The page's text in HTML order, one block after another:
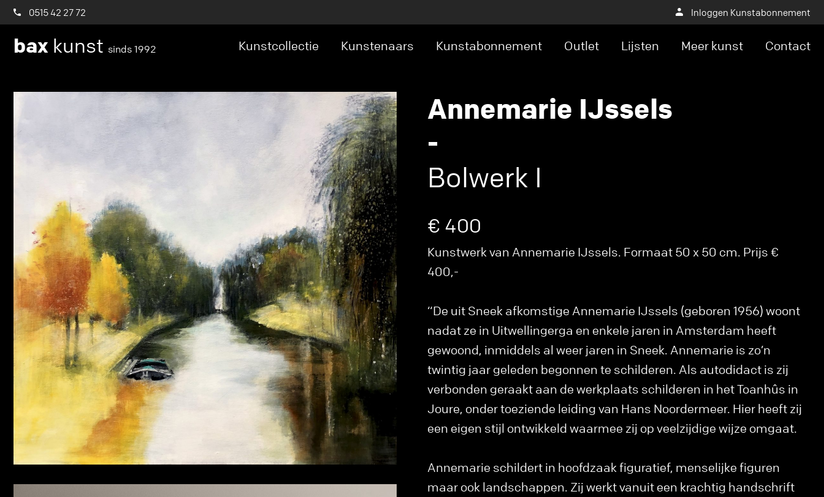
0515 42 27 72 Inloggen Kunstabonnement
bax kunst sinds 1992 Kunstcollectie Kunstenaars Kunstabonnement Outlet Lijsten Meer kunst Contact
Annemarie IJssels
-
Bolwerk I
€ 400
Kunstwerk van Annemarie IJssels. Formaat 50 x 50 cm. Prijs €
400,-
“De uit Sneek afkomstige Annemarie IJssels (geboren 1956) woont
nadat ze in Uitwellingerga en enkele jaren in Amsterdam heeft
gewoond, inmiddels al weer jaren in Sneek. Annemarie is zo’n
twintig jaar geleden begonnen te schilderen. Als autodidact is zij
verbonden geraakt aan de werkplaats schilderen in het Toanhûs in
Joure, onder toeziende leiding van Hans Noordermeer. Hier heeft zij
een eigen stijl ontwikkeld waarmee zij op veelzijdige wijze omgaat.
Annemarie schildert in hoofdzaak figuratief, menselijke figuren
maar ook landschappen. Zij werkt vanuit een krachtig handschrift